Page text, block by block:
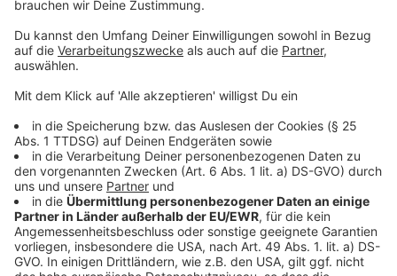
2026 soll das Wachstum stärker ausfallen. Das RWI
rechnet für Nordrhein-Westfalen wie für ganz
Deutschland mit einem Plus von insgesamt 1,5
Prozent. "Dabei dürfte auch das Sondervermögen der
Bundesregierung spürbare Impulse setzen, die dazu
beitragen, die Wirtschaftsleistung auszuweiten", so die
Forscher.NRW-Wirtschaftsministerin Mona Neubaur
(Grüne)unterstrich ihre Forderung an die
Bundesregierung, für wettbewerbsfähige
Energiepreise zu sorgen. "Der Ausbau der Erneuerbaren
bringt uns voran, aber ohne einen befristeten